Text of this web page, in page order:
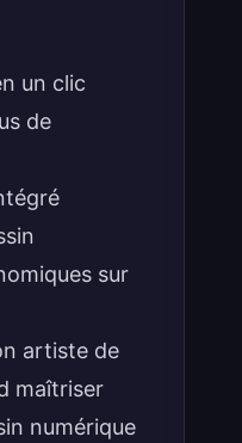
un clic
de
sur
artiste de
maîtriser
numérique